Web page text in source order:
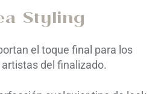
Styling
el toque final para los
del finalizado.